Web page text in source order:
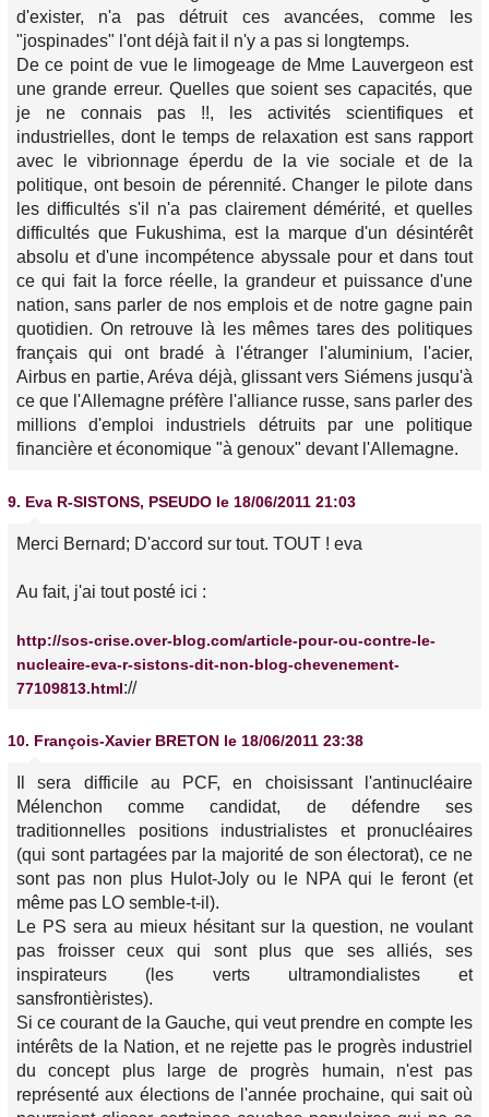
d'exister, n'a pas détruit ces avancées, comme les
"jospinades" l'ont déjà fait il n'y a pas si longtemps.
De ce point de vue le limogeage de Mme Lauvergeon est
une grande erreur. Quelles que soient ses capacités, que
je ne connais pas !!, les activités scientifiques et
industrielles, dont le temps de relaxation est sans rapport
avec le vibrionnage éperdu de la vie sociale et de la
politique, ont besoin de pérennité. Changer le pilote dans
les difficultés s'il n'a pas clairement démérité, et quelles
difficultés que Fukushima, est la marque d'un désintérêt
absolu et d'une incompétence abyssale pour et dans tout
ce qui fait la force réelle, la grandeur et puissance d'une
nation, sans parler de nos emplois et de notre gagne pain
quotidien. On retrouve là les mêmes tares des politiques
français qui ont bradé à l'étranger l'aluminium, l'acier,
Airbus en partie, Aréva déjà, glissant vers Siémens jusqu'à
ce que l'Allemagne préfère l'alliance russe, sans parler des
millions d'emploi industriels détruits par une politique
financière et économique "à genoux" devant l'Allemagne.
9. Eva R-SISTONS, PSEUDO le 18/06/2011 21:03
Merci Bernard; D'accord sur tout. TOUT ! eva
Au fait, j'ai tout posté ici :
http://sos-crise.over-blog.com/article-pour-ou-contre-le-
nucleaire-eva-r-sistons-dit-non-blog-chevenement-
77109813.html://
10. François-Xavier BRETON le 18/06/2011 23:38
Il sera difficile au PCF, en choisissant l'antinucléaire
Mélenchon comme candidat, de défendre ses
traditionnelles positions industrialistes et pronucléaires
(qui sont partagées par la majorité de son électorat), ce ne
sont pas non plus Hulot-Joly ou le NPA qui le feront (et
même pas LO semble-t-il).
Le PS sera au mieux hésitant sur la question, ne voulant
pas froisser ceux qui sont plus que ses alliés, ses
inspirateurs (les verts ultramondialistes et
sansfrontièristes).
Si ce courant de la Gauche, qui veut prendre en compte les
intérêts de la Nation, et ne rejette pas le progrès industriel
du concept plus large de progrès humain, n'est pas
représenté aux élections de l'année prochaine, qui sait où